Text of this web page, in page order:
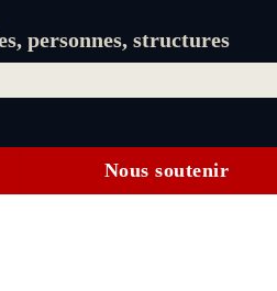
personnes, structures
Nous soutenir